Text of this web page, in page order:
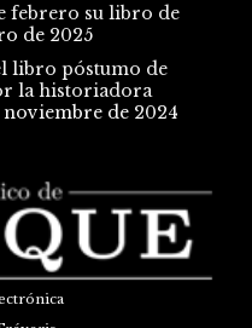
febrero su libro de
de 2025
libro póstumo de
la historiadora
noviembre de 2024